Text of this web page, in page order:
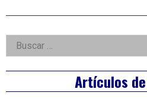
Right
Asides
Buscar:
Artículos